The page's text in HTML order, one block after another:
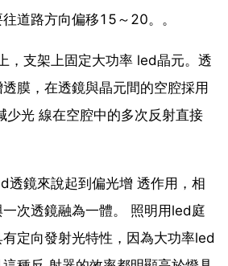
道路方向偏移15～20。。
，支架上固定大功率 led晶元。透
膜，在透鏡與晶元間的空腔採用
少光 線在空腔中的多次反射直接
透鏡來說起到偏光增 透作用，相
次透鏡融為一體。 照明用led庭
定向發射光特性，因為大功率led